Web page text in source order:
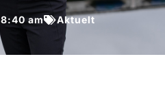
8:40 am Aktuelt